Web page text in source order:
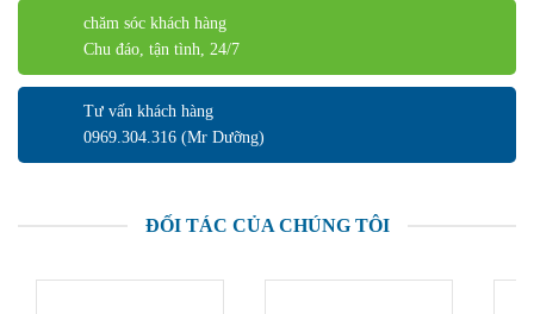
chăm sóc khách hàng
Chu đáo, tận tình, 24/7
Tư vấn khách hàng
0969.304.316 (Mr Dưỡng)
ĐỐI TÁC CỦA CHÚNG TÔI